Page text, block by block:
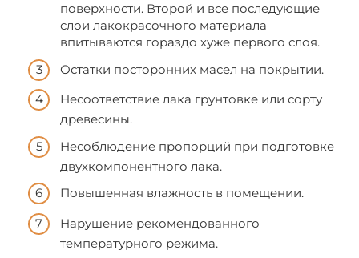
поверхности. Второй и все последующие
слои лакокрасочного материала
впитываются гораздо хуже первого слоя.
Остатки посторонних масел на покрытии.
Несоответствие лака грунтовке или сорту
древесины.
Несоблюдение пропорций при подготовке
двухкомпонентного лака.
Повышенная влажность в помещении.
Нарушение рекомендованного
температурного режима.